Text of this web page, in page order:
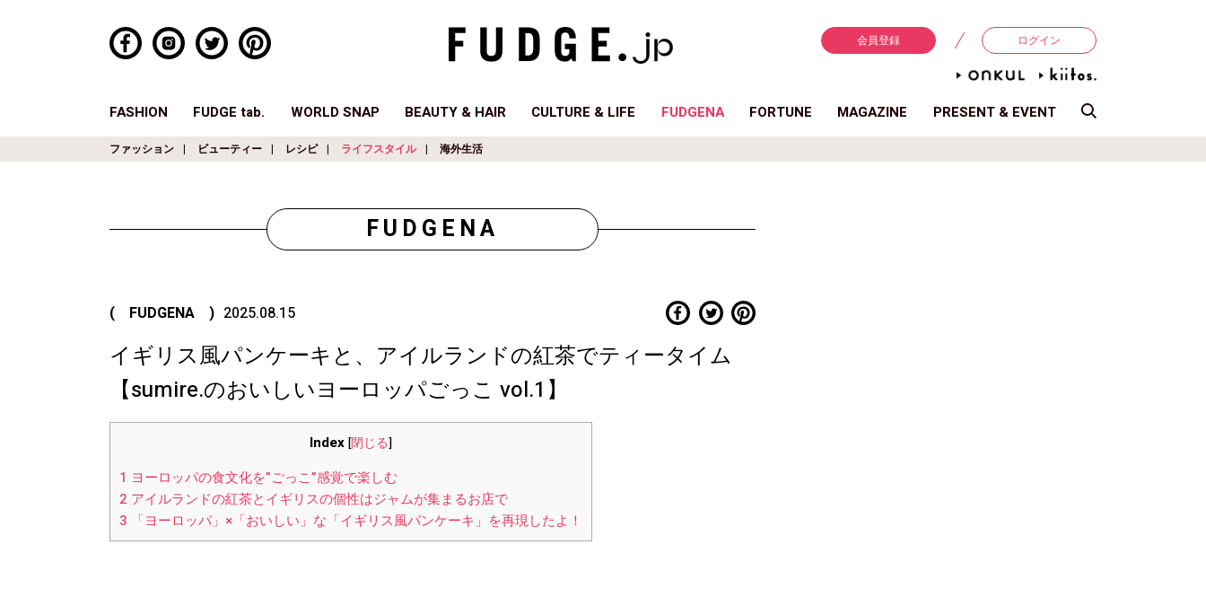
会員登録 ログイン
FASHION FUDGE tab. WORLD SNAP BEAUTY & HAIR CULTURE & LIFE FUDGENA FORTUNE MAGAZINE PRESENT & EVENT
ファッション ビューティー レシピ ライフスタイル 海外生活
FUDGENA
( FUDGENA ) 2025.08.15
イギリス風パンケーキと、アイルランドの紅茶でティータイム
【sumire.のおいしいヨーロッパごっこ vol.1】
Index [閉じる]
1 ヨーロッパの食文化を”ごっこ”感覚で楽しむ
2 アイルランドの紅茶とイギリスの個性はジャムが集まるお店で
3 「ヨーロッパ」×「おいしい」な「イギリス風パンケーキ」を再現したよ！